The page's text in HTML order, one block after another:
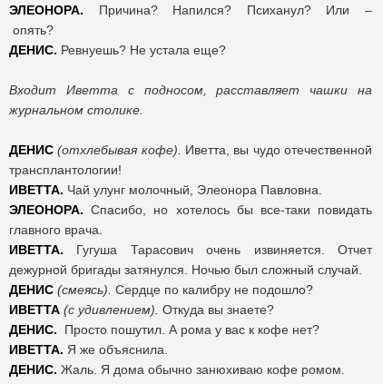
ЭЛЕОНОРА. Причина? Напился? Психанул? Или –
опять?
ДЕНИС. Ревнуешь? Не устала еще?
Входит Иветта с подносом, расставляет чашки на
журнальном столике.
ДЕНИС (отхлебывая кофе).
Иветта, вы чудо отечественной
трансплантологии!
ИВЕТТА. Чай улунг молочный, Элеонора Павловна.
ЭЛЕОНОРА. Спасибо, но хотелось бы все-таки повидать
главного врача.
ИВЕТТА. Гугуша Тарасович очень извиняется. Отчет
дежурной бригады затянулся. Ночью был сложный случай.
ДЕНИС (смеясь). Сердце по калибру не подошло?
ИВЕТТА (с удивлением). Откуда вы знаете?
ДЕНИС. Просто пошутил. А рома у вас к кофе нет?
ИВЕТТА. Я же объяснила.
ДЕНИС. Жаль. Я дома обычно занюхиваю кофе ромом.